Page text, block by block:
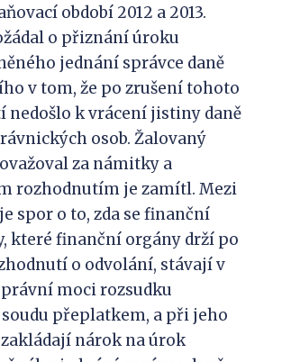
období 2012 a 2013.
o přiznání úroku
jednání správce daně
v tom, že po zrušení tohoto
nedošlo k vrácení jistiny daně
osob. Žalovaný
za námitky a
rozhodnutím je zamítl. Mezi
spor o to, zda se finanční
které finanční orgány drží po
o odvolání, stávají v
moci rozsudku
přeplatkem, a při jeho
nárok na úrok